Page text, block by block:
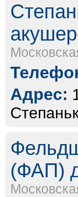
Адрес:
(ФАП)